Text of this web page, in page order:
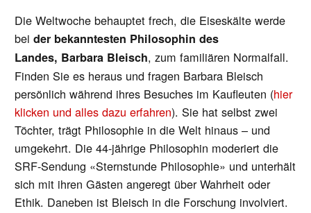
Die Weltwoche behauptet frech, die Eiseskälte werde
beider bekanntesten Philosophin des
Landes, Barbara Bleisch, zum familiären Normalfall.
Finden Sie es heraus und fragen Barbara Bleisch
persönlich während ihres Besuches im Kaufleuten (hier
klicken und alles dazu erfahren). Sie hat selbst zwei
Töchter, trägt Philosophie in die Welt hinaus – und
umgekehrt. Die 44-jährige Philosophin moderiert die
SRF-Sendung «Sternstunde Philosophie» und unterhält
sich mit ihren Gästen angeregt über Wahrheit oder
Ethik. Daneben ist Bleisch in die Forschung involviert.